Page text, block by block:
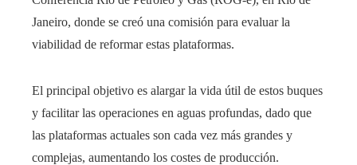
Janeiro, donde se creó una comisión para evaluar la
viabilidad de reformar estas plataformas.
El principal objetivo es alargar la vida útil de estos buques
y facilitar las operaciones en aguas profundas, dado que
las plataformas actuales son cada vez más grandes y
complejas, aumentando los costes de producción.